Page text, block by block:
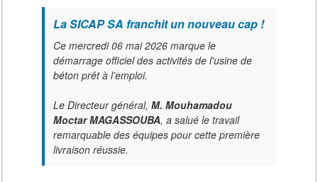
La SICAP SA franchit un nouveau cap !
Ce mercredi 06 mai 2026 marque le
démarrage officiel des activités de l'usine de
béton prêt à l’emploi.
Le Directeur général, M. Mouhamadou
Moctar MAGASSOUBA, a salué le travail
remarquable des équipes pour cette première
livraison réussie.